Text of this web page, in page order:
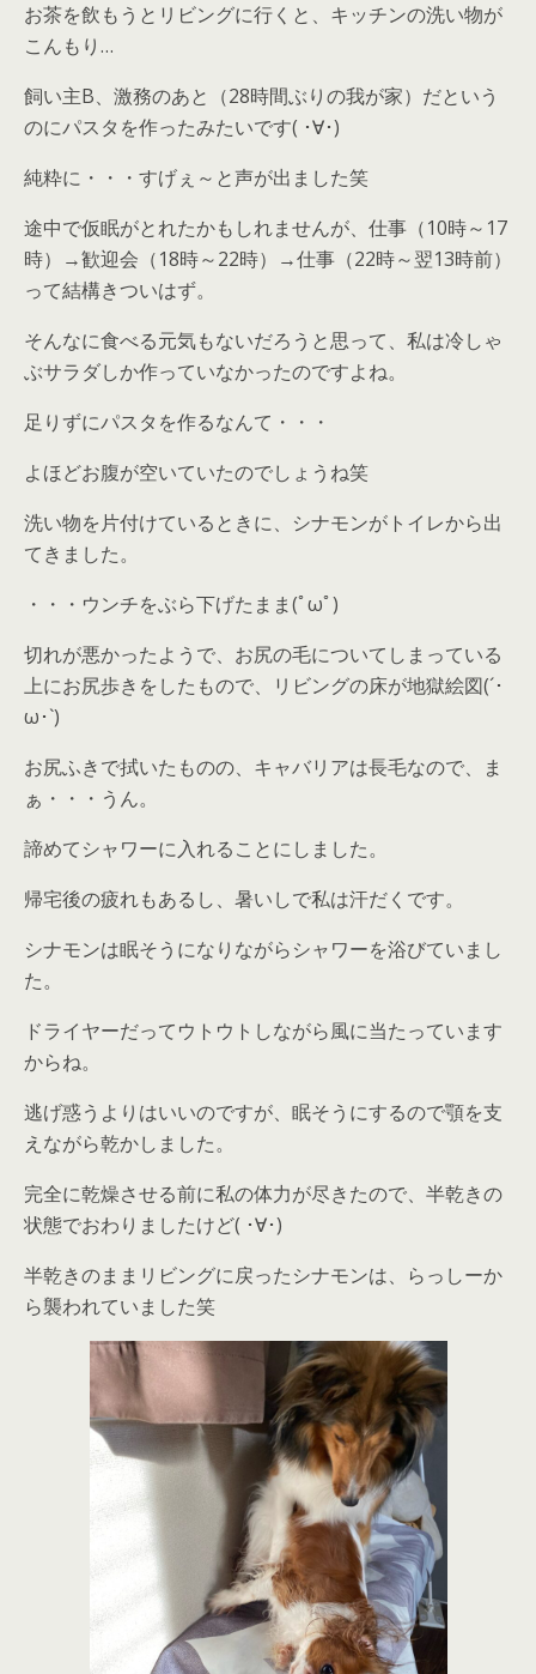
お茶を飲もうとリビングに行くと、キッチンの洗い物が
こんもり…
飼い主B、激務のあと（28時間ぶりの我が家）だという
のにパスタを作ったみたいです( ･∀･)
純粋に・・・すげぇ～と声が出ました笑
途中で仮眠がとれたかもしれませんが、仕事（10時～17
時）→歓迎会（18時～22時）→仕事（22時～翌13時前）
って結構きついはず。
そんなに食べる元気もないだろうと思って、私は冷しゃ
ぶサラダしか作っていなかったのですよね。
足りずにパスタを作るなんて・・・
よほどお腹が空いていたのでしょうね笑
洗い物を片付けているときに、シナモンがトイレから出
てきました。
・・・ウンチをぶら下げたまま(ﾟωﾟ)
切れが悪かったようで、お尻の毛についてしまっている
上にお尻歩きをしたもので、リビングの床が地獄絵図(´･
ω･`)
お尻ふきで拭いたものの、キャバリアは長毛なので、ま
ぁ・・・うん。
諦めてシャワーに入れることにしました。
帰宅後の疲れもあるし、暑いしで私は汗だくです。
シナモンは眠そうになりながらシャワーを浴びていまし
た。
ドライヤーだってウトウトしながら風に当たっています
からね。
逃げ惑うよりはいいのですが、眠そうにするので顎を支
えながら乾かしました。
完全に乾燥させる前に私の体力が尽きたので、半乾きの
状態でおわりましたけど( ･∀･)
半乾きのままリビングに戻ったシナモンは、らっしーか
ら襲われていました笑